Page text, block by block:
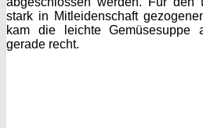
stark in Mitleidenschaft
kam die leichte Gemüsesuppe
gerade recht.